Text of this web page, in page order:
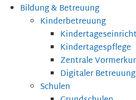
Bildung & Betreuung
Kinderbetreuung
Kindertagespflege
Zentrale
Digitaler
Schulen